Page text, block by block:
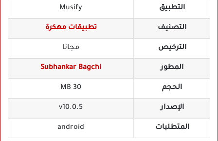
التطبيق Musify
التصنيف تطبيقات مهكرة
الترخيص مجانا
المطور Subhankar Bagchi
الحجم 30 MB
الإصدار v10.0.5
المتطلبات android